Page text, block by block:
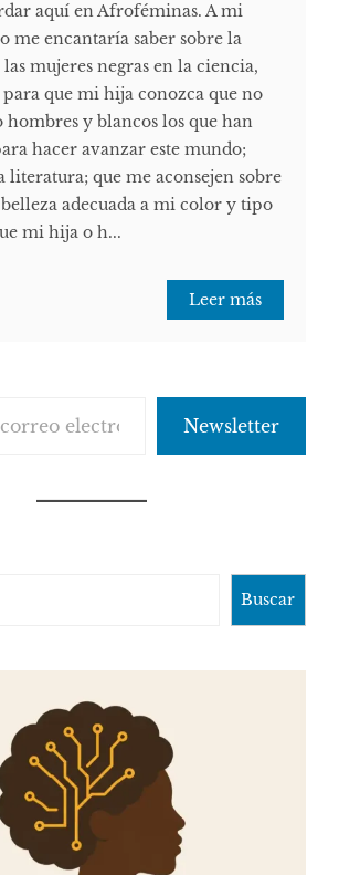
aquí en Afroféminas. A mi
me encantaría saber sobre la
mujeres negras en la ciencia,
para que mi hija conozca que no
hombres y blancos los que han
hacer avanzar este mundo;
literatura; que me aconsejen sobre
adecuada a mi color y tipo
mi hija o h...
Leer más
Newsletter
Buscar